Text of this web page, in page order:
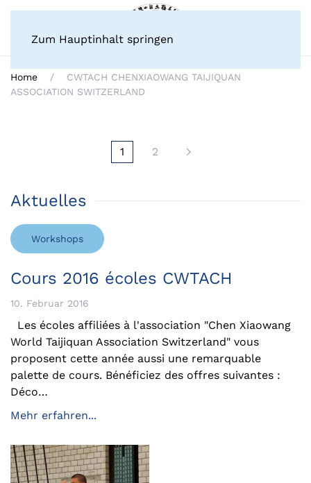
Zum Hauptinhalt springen
Home
CWTACH CHENXIAOWANG TAIJIQUAN
ASSOCIATION SWITZERLAND
1 2
Aktuelles
Workshops
Cours 2016 écoles CWTACH
10. Februar 2016
Les écoles affiliées à l'association "Chen Xiaowang
World Taijiquan Association Switzerland" vous
proposent cette année aussi une remarquable
palette de cours. Bénéficiez des offres suivantes :
Déco…
Mehr erfahren...